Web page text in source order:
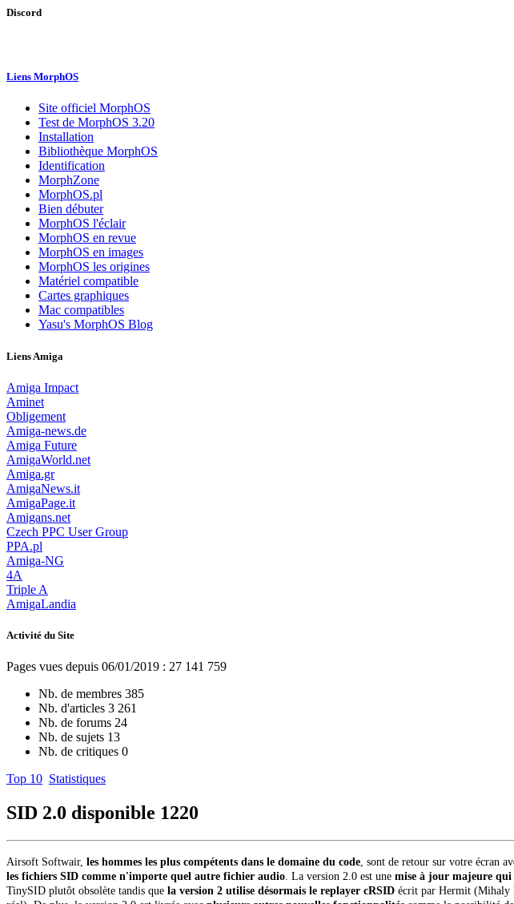
Discord
Liens MorphOS
Site officiel MorphOS
Test de MorphOS 3.20
Installation
Bibliothèque MorphOS
Identification
MorphZone
MorphOS.pl
Bien débuter
MorphOS l'éclair
MorphOS en revue
MorphOS en images
MorphOS les origines
Matériel compatible
Cartes graphiques
Mac compatibles
Yasu's MorphOS Blog
Liens Amiga
Amiga Impact
Aminet
Obligement
Amiga-news.de
Amiga Future
AmigaWorld.net
Amiga.gr
AmigaNews.it
AmigaPage.it
Amigans.net
Czech PPC User Group
PPA.pl
Amiga-NG
4A
Triple A
AmigaLandia
Activité du Site
Pages vues depuis 06/01/2019 : 27 141 759
Nb. de membres 385
Nb. d'articles 3 261
Nb. de forums 24
Nb. de sujets 13
Nb. de critiques 0
Top 10 Statistiques
SID 2.0 disponible 1220
Airsoft Softwair, les hommes les plus compétents dans le domaine du code , sont de retour sur votre écran
les fichiers SID comme n'importe quel autre fichier audio . La version 2.0 est une mise à jour majeure
TinySID plutôt obsolète tandis que la version 2 utilise désormais le replayer cRSID écrit par Hermit (Mihaly